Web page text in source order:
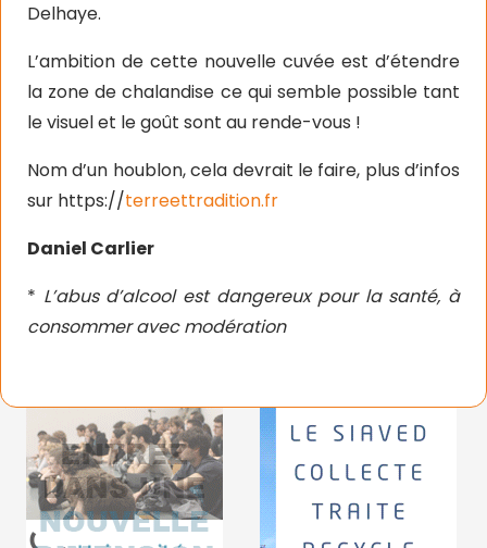
Delhaye.
L’ambition de cette nouvelle cuvée est d’étendre
la zone de chalandise ce qui semble possible tant
le visuel et le goût sont au rende-vous !
Nom d’un houblon, cela devrait le faire, plus d’infos
sur https://terreettradition.fr
Daniel Carlier
* L’abus d’alcool est dangereux pour la santé, à
consommer avec modération